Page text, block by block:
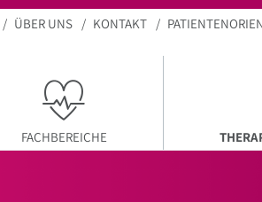
ÜBER UNS KONTAKT
FACHBEREICHE